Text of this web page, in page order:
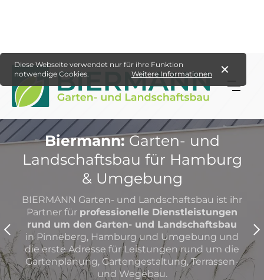
Diese Webseite verwendet nur für ihre Funktion
notwendige Cookies.
Weitere Informationen
Biermann:Garten- und
Landschaftsbau für Hamburg
& Umgebung
BIERMANN Garten- und Landschaftsbau ist ihr
Partner für professionelle Dienstleistungen
rund um den Garten- und Landschaftsbau
in Pinneberg, Hamburg und Umgebung und
die erste Adresse für Leistungen rund um die
Gartenplanung, Gartengestaltung, Terrassen-
und Wegebau.